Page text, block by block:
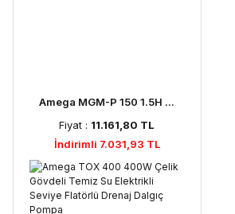
Amega MGM-P 150 1.5H ...
Fiyat : 11.161,80 TL
İndirimli 7.031,93 TL